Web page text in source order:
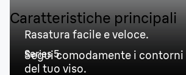
Caratteristiche principali
Rasatura facile e veloce.
Series 5
Segui comodamente i contorni
del tuo viso.